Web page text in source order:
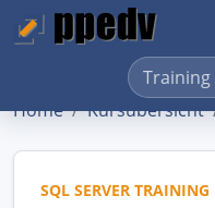
Home Kursübersicht
SQL SERVER